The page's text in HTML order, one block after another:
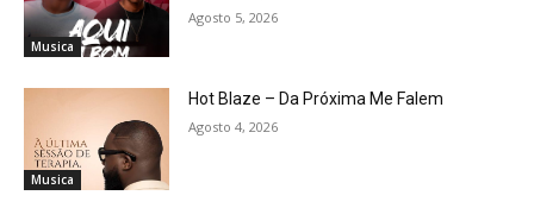
Musica
Agosto 5, 2026
Musica
Hot Blaze – Da Próxima Me Falem
Agosto 4, 2026